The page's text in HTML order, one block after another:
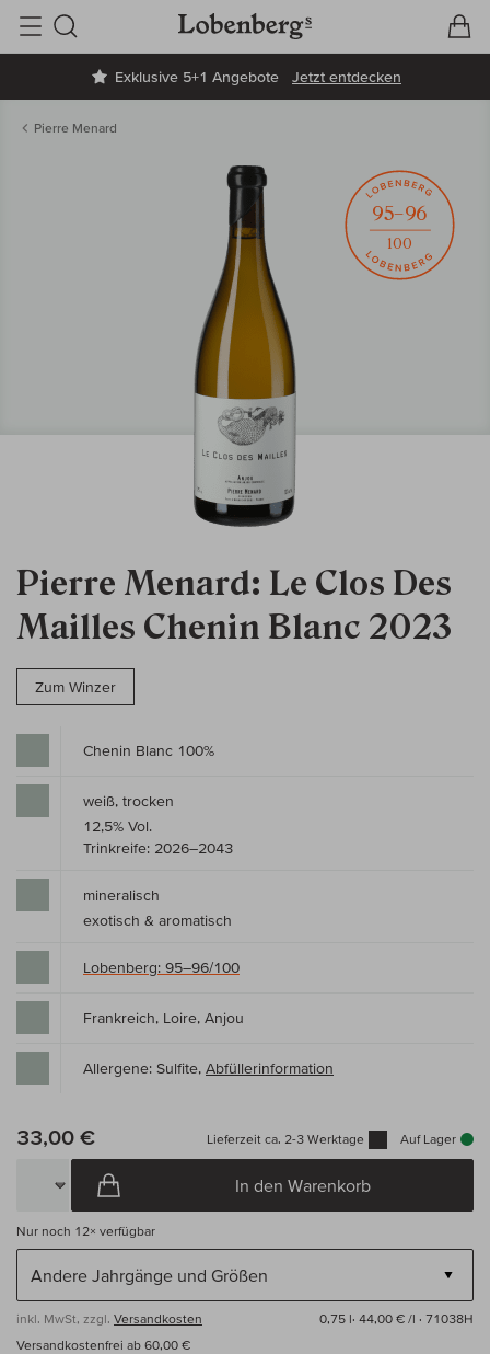
Exklusive 5+1 Angebote Jetzt entdecken
Suche
Pierre Menard
Pierre Menard: Le Clos Des
Mailles Chenin Blanc 2023
Zum Winzer
95–96
100
Chenin Blanc 100%
weiß, trocken
12,5% Vol.
Trinkreife: 2026–2043
mineralisch
exotisch & aromatisch
Lobenberg: 95–96/100
Frankreich, Loire, Anjou
Allergene: Sulfite, Abfüllerinformation
33,00 € Lieferzeit ca. 2-3 Werktage Auf Lager
In den Warenkorb
Nur noch 12× verfügbar
inkl. MwSt, zzgl. Versandkosten 0,75 l· 44,00 € /l · 71038H
Versandkostenfrei ab 60,00 €